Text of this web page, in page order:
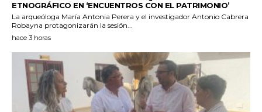
ETNOGRÁFICO EN ‘ENCUENTROS CON EL PATRIMONIO’
La arqueóloga María Antonia Perera y el investigador Antonio Cabrera
Robayna protagonizarán la sesión...
hace 3 horas